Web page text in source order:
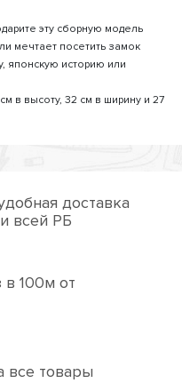
эту сборную модель
мечтает посетить замок
японскую историю или
в высоту, 32 см в ширину и 27
доставка
всей РБ
100м от
все товары